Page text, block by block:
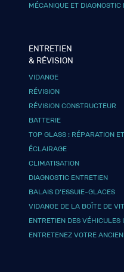
MÉCANIQUE ET
ENTRETIEN
& RÉVISION
VIDANGE
RÉVISION
RÉVISION CONSTRUCTEUR
BATTERIE
TOP GLASS : RÉPARATION
ÉCLAIRAGE
CLIMATISATION
DIAGNOSTIC ENTRETIEN
BALAIS D’ESSUIE-GLACES
VIDANGE DE LA BOÎTE DE
ENTRETIEN DES VÉHICULES
ENTRETENEZ VOTRE